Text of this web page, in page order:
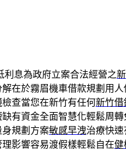
利息為政府立案合法經營之
在於霧眉機車借款規劃用
查當您在新竹有任何新竹借
有資金全面智慧化輕鬆周轉
規劃方案敏感早洩治療快
影響容易渡假樣輕鬆自在健